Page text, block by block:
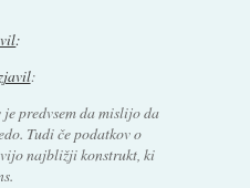
:
:
predvsem da mislijo da
Tudi če podatkov o
najbližji konstrukt, ki